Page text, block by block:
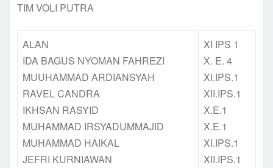
TIM VOLI PUTRA
ALAN
IDA BAGUS NYOMAN FAHREZI
MUUHAMMAD ARDIANSYAH
RAVEL CANDRA
IKHSAN RASYID
MUHAMMAD IRSYADUMMAJID
MUHAMMAD HAIKAL
JEFRI KURNIAWAN
XI IPS 1
X. E. 4
XI.IPS.1
XII.IPS.1
X.E.1
X.E.1
XI.IPS.1
XII.IPS.1